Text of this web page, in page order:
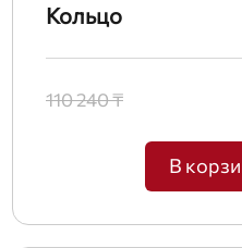
Кольцо
110 240 ₸
В